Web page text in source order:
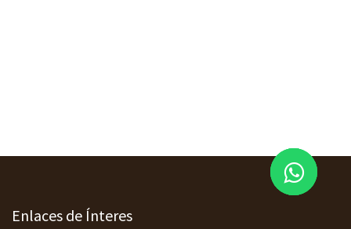
Enlaces de Ínteres